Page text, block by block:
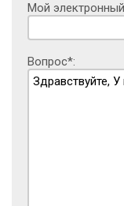
Мой
Вопрос*: